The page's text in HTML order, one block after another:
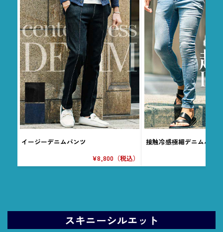
イージーデニムパンツ
¥8,800（税込）
接触冷感極細デニムパンツ
スキニーシルエット